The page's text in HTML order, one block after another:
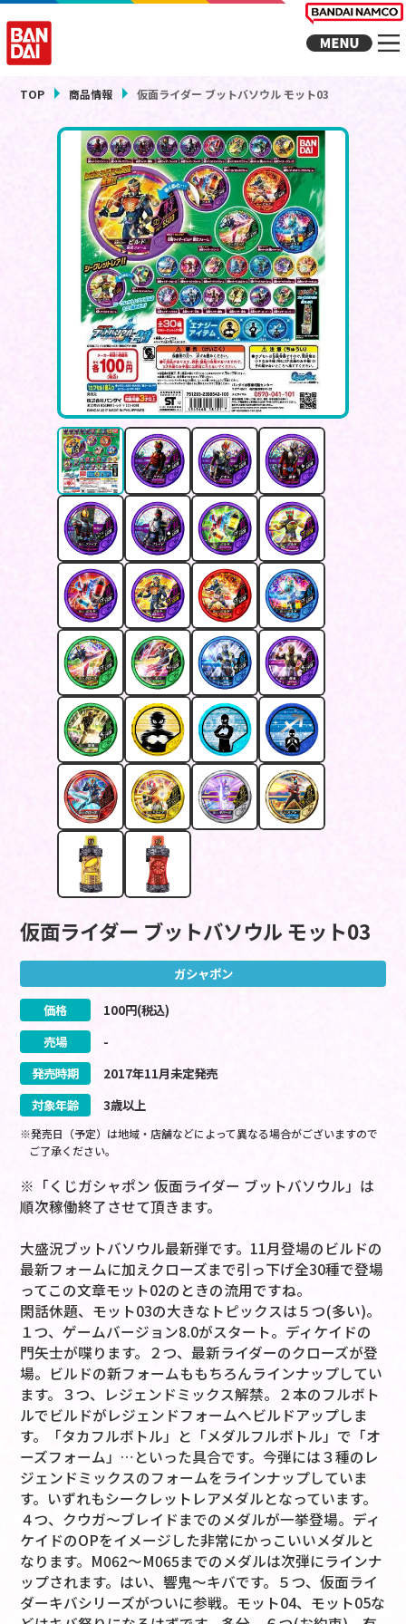
TOP 商品情報 仮面ライダー ブットバソウル モット03
仮面ライダー ブットバソウル モット03
ガシャポン
価格 100円(税込)
売場
-
発売時期
2017年11月未定発売
対象年齢
3歳以上
※発売日（予定）は地域・店舗などによって異なる場合がございますので
ご了承ください。
※「くじガシャポン 仮面ライダー ブットバソウル」は
順次稼働終了させて頂きます。
大盛況ブットバソウル最新弾です。11月登場のビルドの
最新フォームに加えクローズまで引っ下げ全30種で登場
ってこの文章モット02のときの流用ですね。
閑話休題、モット03の大きなトピックスは５つ(多い)。
１つ、ゲームバージョン8.0がスタート。ディケイドの
門矢士が喋ります。２つ、最新ライダーのクローズが登
場。ビルドの新フォームももちろんラインナップしてい
ます。３つ、レジェンドミックス解禁。２本のフルボト
ルでビルドがレジェンドフォームへビルドアップしま
す。「タカフルボトル」と「メダルフルボトル」で「オ
ーズフォーム」…といった具合です。今弾には３種のレ
ジェンドミックスのフォームをラインナップしていま
す。いずれもシークレットレアメダルとなっています。
４つ、クウガ～ブレイドまでのメダルが一挙登場。ディ
ケイドのOPをイメージした非常にかっこいいメダルと
なります。M062～M065までのメダルは次弾にラインナ
ップされます。はい、響鬼～キバです。５つ、仮面ライ
ダーキバシリーズがついに参戦。モット04、モット05な